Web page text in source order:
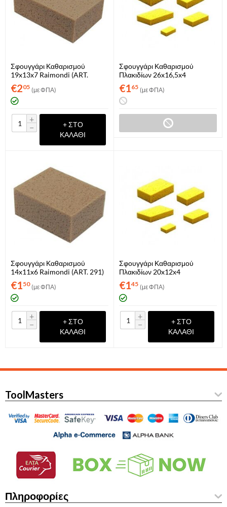
Σφουγγάρι Καθαρισμού
19x13x7 Raimondi (ART.
291MAXIT)
€205 (με ΦΠΑ)
+
−
+ ΣΤΟ
ΚΑΛΆΘΙ
Σφουγγάρι Καθαρισμού
Πλακιδίων 26x16,5x4
€165 (με ΦΠΑ)
Σφουγγάρι Καθαρισμού
14x11x6 Raimondi (ART. 291)
€150 (με ΦΠΑ)
+
−
+ ΣΤΟ
ΚΑΛΆΘΙ
Σφουγγάρι Καθαρισμού
Πλακιδίων 20x12x4
€145 (με ΦΠΑ)
+
−
+ ΣΤΟ
ΚΑΛΆΘΙ
ToolMasters
Πληροφορίες